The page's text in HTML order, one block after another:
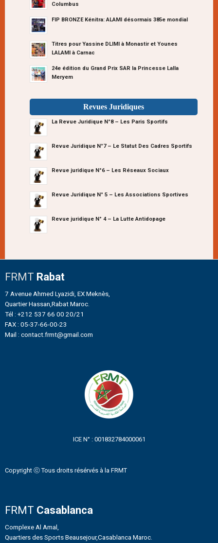
Columbus
FIP BRONZE Kénitra: ALAMI désormais 385e mondial
Titres pour Yassine DLIMI à Monastir et Younes
LALAMI à Carnac
24e édition du Grand Prix SAR la Princesse Lalla
Meryem
Revues Juridiques
La Revue Juridique N°8 – Les Paris Sportifs
Revue Juridique N°7 – Le Statut Des Cadres Sportifs
Revue juridique N°6 – Les Réseaux Sociaux
Revue Juridique N° 5 – Les Associations Sportives
Revue juridique N° 4 – La Lutte Antidopage
FRMT Rabat
7 Avenue Ahmed Lyazidi, EX Meknès,
Quartier Hassan,Rabat Maroc.
Tél : +212 537 66 00 20/21
FAX : 05-37-66-00-23
Mail : contact.frmt@gmail.com
ICE N° : 001832784000061
Copyright ⓒ Tous droits résérvés à la FRMT
FRMT Casablanca
Complexe Al Amal,
Quartiers des Sports Beausejour,Casablanca Maroc.